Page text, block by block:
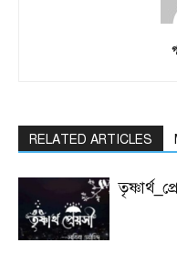
RELATED ARTICLES